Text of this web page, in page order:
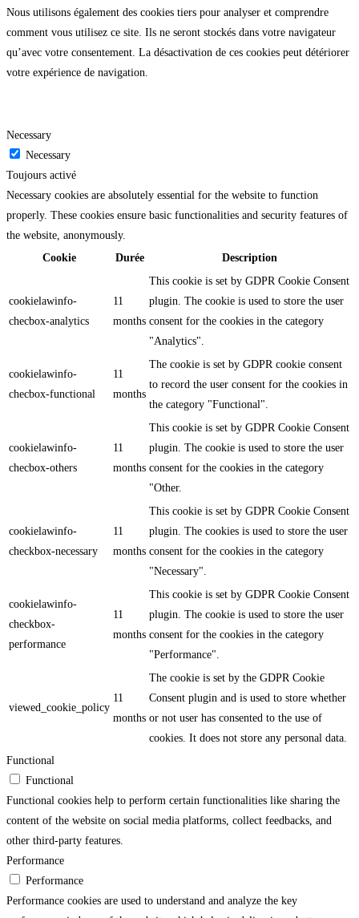
Nous utilisons également des cookies tiers pour analyser et comprendre
comment vous utilisez ce site. Ils ne seront stockés dans votre navigateur
qu’avec votre consentement. La désactivation de ces cookies peut détériorer
votre expérience de navigation.
Necessary
Necessary
Toujours activé
Necessary cookies are absolutely essential for the website to function
properly. These cookies ensure basic functionalities and security features of
the website, anonymously.
Cookie
Durée Description
cookielawinfo-
checbox-analytics
11
months
This cookie is set by GDPR Cookie Consent
plugin. The cookie is used to store the user
consent for the cookies in the category
"Analytics".
cookielawinfo-
checbox-functional
11
months
The cookie is set by GDPR cookie consent
to record the user consent for the cookies in
the category "Functional".
cookielawinfo-
checbox-others
11
months
This cookie is set by GDPR Cookie Consent
plugin. The cookie is used to store the user
consent for the cookies in the category
"Other.
cookielawinfo-
checkbox-necessary
11
months
This cookie is set by GDPR Cookie Consent
plugin. The cookies is used to store the user
consent for the cookies in the category
"Necessary".
cookielawinfo-
checkbox-
performance
11
months
This cookie is set by GDPR Cookie Consent
plugin. The cookie is used to store the user
consent for the cookies in the category
"Performance".
viewed_cookie_policy
11
months
The cookie is set by the GDPR Cookie
Consent plugin and is used to store whether
or not user has consented to the use of
cookies. It does not store any personal data.
Functional
Functional
Functional cookies help to perform certain functionalities like sharing the
content of the website on social media platforms, collect feedbacks, and
other third-party features.
Performance
Performance
Performance cookies are used to understand and analyze the key